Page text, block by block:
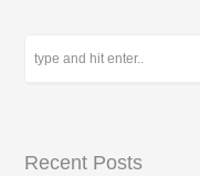
Recent Posts